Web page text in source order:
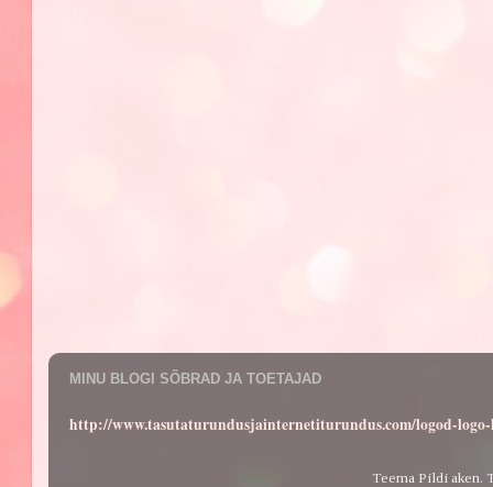
MINU BLOGI SÕBRAD JA TOETAJAD
http://www.tasutaturundusjainternetiturundus.com/logod-
Teema Pildi aken.